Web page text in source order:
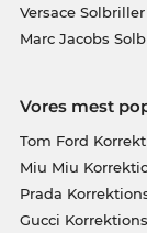
Versace Solbriller
Marc Jacobs
Vores mest
Tom Ford
Miu Miu
Prada
Gucci